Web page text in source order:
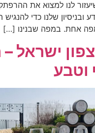
לנו למצוא את
ובניסיון שלנו כדי
מפה אחת. במפה שבנינו […]
ישראל –
וטבע